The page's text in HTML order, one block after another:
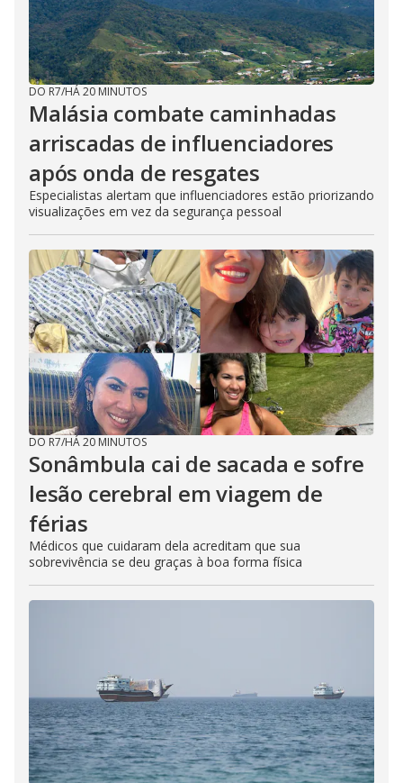
DO R7/HÁ 20 MINUTOS
Malásia combate caminhadas
arriscadas de influenciadores
após onda de resgates
Especialistas alertam que influenciadores estão priorizando
visualizações em vez da segurança pessoal
DO R7/HÁ 20 MINUTOS
Sonâmbula cai de sacada e sofre
lesão cerebral em viagem de
férias
Médicos que cuidaram dela acreditam que sua
sobrevivência se deu graças à boa forma física